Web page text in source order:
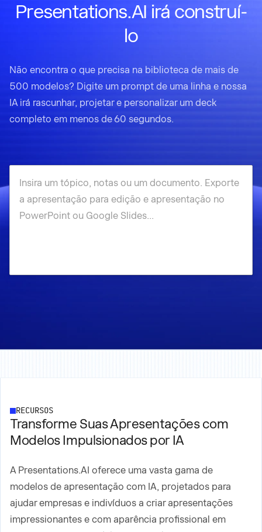
Presentations.AI irá construí-
lo
Não encontra o que precisa na biblioteca de mais de
500 modelos? Digite um prompt de uma linha e nossa
IA irá rascunhar, projetar e personalizar um deck
completo em menos de 60 segundos.
RECURSOS
Transforme Suas Apresentações com
Modelos Impulsionados por IA
A Presentations.AI oferece uma vasta gama de
modelos de apresentação com IA, projetados para
ajudar empresas e indivíduos a criar apresentações
impressionantes e com aparência profissional em